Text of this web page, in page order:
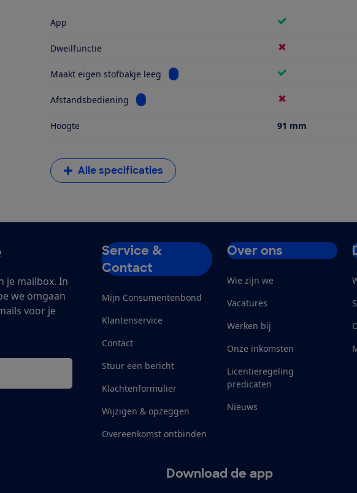
App
Dweilfunctie
Maakt eigen stofbakje leeg Bekijk informatie voor Maakt eigen stofbakje
Afstandsbediening Bekijk informatie voor Afstandsbediening
Hoogte 91 mm
Alle specificaties
je mailbox. In
we omgaan
voor je
Service &
Contact
Mijn Consumentenbond
Klantenservice
Contact
Stuur een bericht
Klachtenformulier
Wijzigen & opzeggen
Overeenkomst ontbinden
Over ons
Wie zijn we
Vacatures
Werken bij
Onze inkomsten
Licentieregeling
predicaten
Nieuws
Download de app